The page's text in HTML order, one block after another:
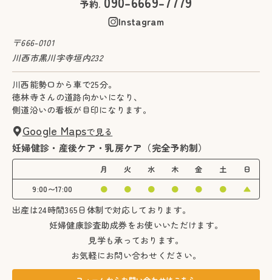
予約.
Instagram
〒666-0101
川西市黒川字寺垣内232
川西能勢口から車で25分。
徳林寺さんの道路向かいになり、
側道沿いの看板が目印になります。
Google Mapsで見る
妊婦健診・産後ケア・乳房ケア（完全予約制）
月 火 水 木 金 土
日
9:00〜17:00
● ● ● ● ● ● ▲
出産は24時間365日体制で対応しております。
妊婦健康診査助成券をお使いいただけます。
見学も承っております。
お気軽にお問い合わせください。